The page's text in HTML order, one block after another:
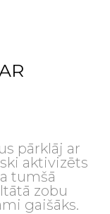
pārklāj ar
aktivizēts
tumšā
zobu
gaišāks.